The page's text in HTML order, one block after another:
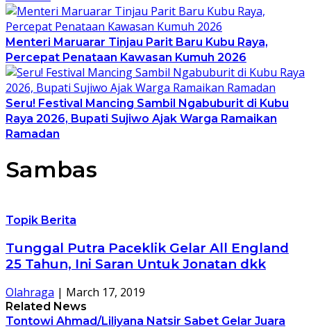
Menteri Maruarar Tinjau Parit Baru Kubu Raya,
Percepat Penataan Kawasan Kumuh 2026
Seru! Festival Mancing Sambil Ngabuburit di Kubu
Raya 2026, Bupati Sujiwo Ajak Warga Ramaikan
Ramadan
Sambas
Topik Berita
Tunggal Putra Paceklik Gelar All England
25 Tahun, Ini Saran Untuk Jonatan dkk
Olahraga | March 17, 2019
Related News
Tontowi Ahmad/Liliyana Natsir Sabet Gelar Juara